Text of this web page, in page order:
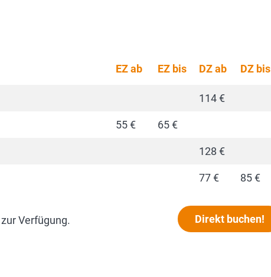
EZ ab EZ bis DZ ab DZ bis
114 €
55 € 65 €
128 €
77 € 85 €
zur Verfügung. Direkt buchen!